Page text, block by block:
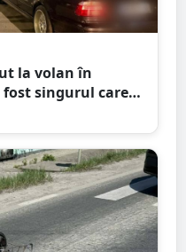
la volan în
singurul care a